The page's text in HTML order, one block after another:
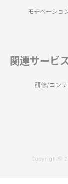
モチベーショ
関連サービ
研修/コン
Copyright©